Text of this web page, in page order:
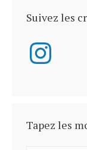
Suivez les
Instagram
Tapez les